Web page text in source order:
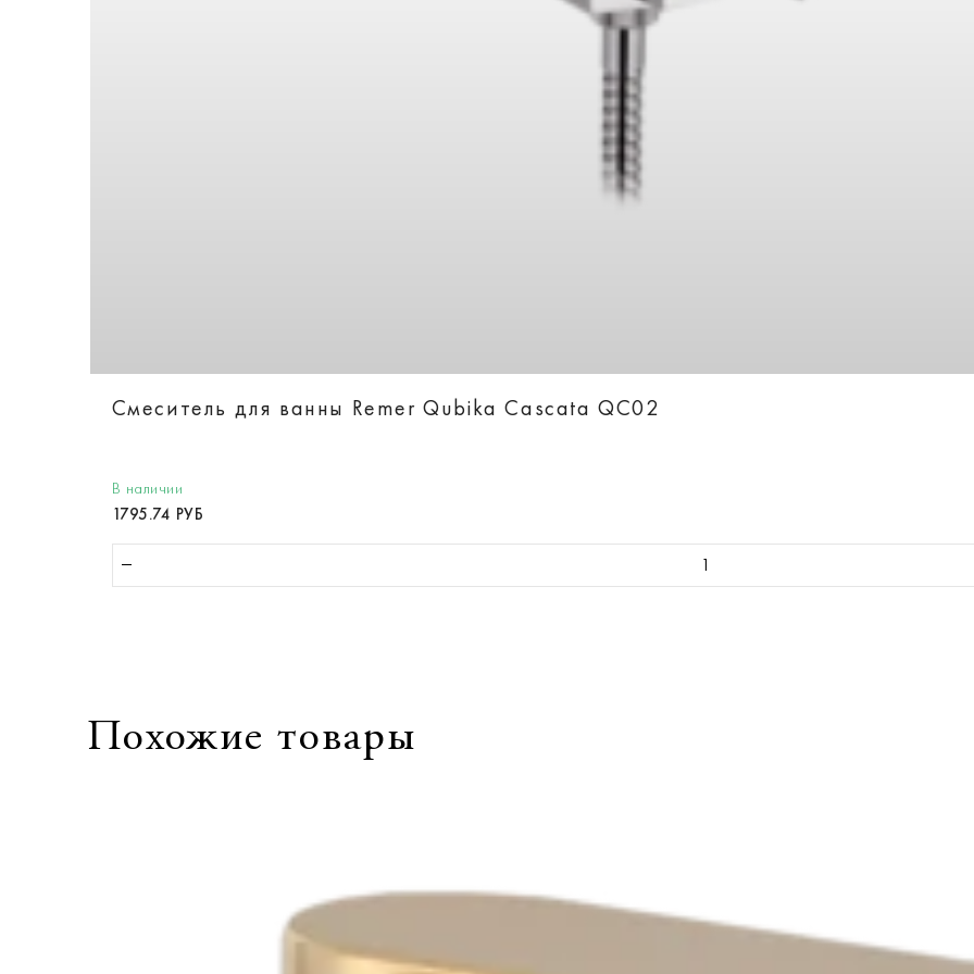
Смеситель для ванны Remer Qubika Cascata QC02
В наличии
1795.74 РУБ
Похожие товары